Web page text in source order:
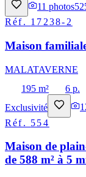
11 photos
Réf. 17238-2
Maison
MALATAVERNE
195 m²
6 p.
Exclusivité
Réf. 554
Maison de
de 588 m² à 5